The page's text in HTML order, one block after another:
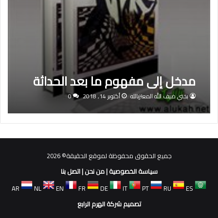
مدخل إلى مفهوم ما بعد الحداثة
بختي ضيف الله المعتزبالله أكتوبر 14, 2018 0
جميع الحقوق محفوظة لموقع الحقيقة© 2026
سياسة الخصوصية|من نحن|اتصل بنا
AR
NL EN FR DE IT PT RU
ES
تصميم شركة الهرم الرابع